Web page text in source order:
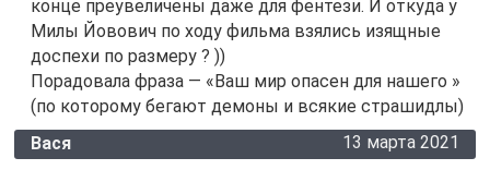
конце преувеличены даже для фентези. И откуда у
Милы Йовович по ходу фильма взялись изящные
доспехи по размеру ? ))
Порадовала фраза — «Ваш мир опасен для нашего »
(по которому бегают демоны и всякие страшидлы)
Вася
13 марта 2021